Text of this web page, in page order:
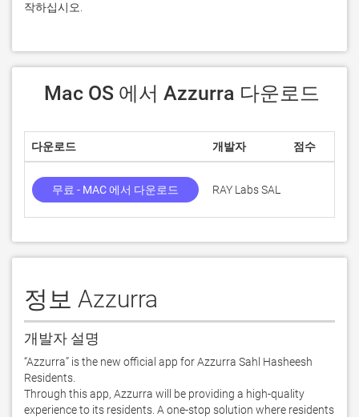
작하십시오.
Mac OS 에서 Azzurra 다운로드
다운로드 개발자 점수
무료 - MAC 에서 다운로드 RAY Labs SAL
정보 Azzurra
개발자 설명
“Azzurra” is the new official app for Azzurra Sahl Hasheesh
Residents.
Through this app, Azzurra will be providing a high-quality
experience to its residents. A one-stop solution where residents